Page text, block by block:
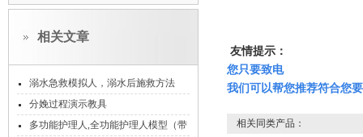
友情提示：
您只要致电
我们可以帮您推荐符合您
相关同类产品：
相关文章
溺水急救模拟人，溺水后施救方法
分娩过程演示教具
多功能护理人,全功能护理人模型（带